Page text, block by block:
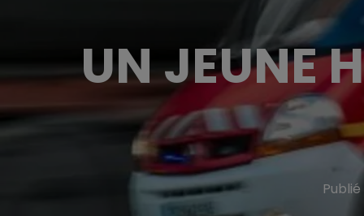
UN JEUNE